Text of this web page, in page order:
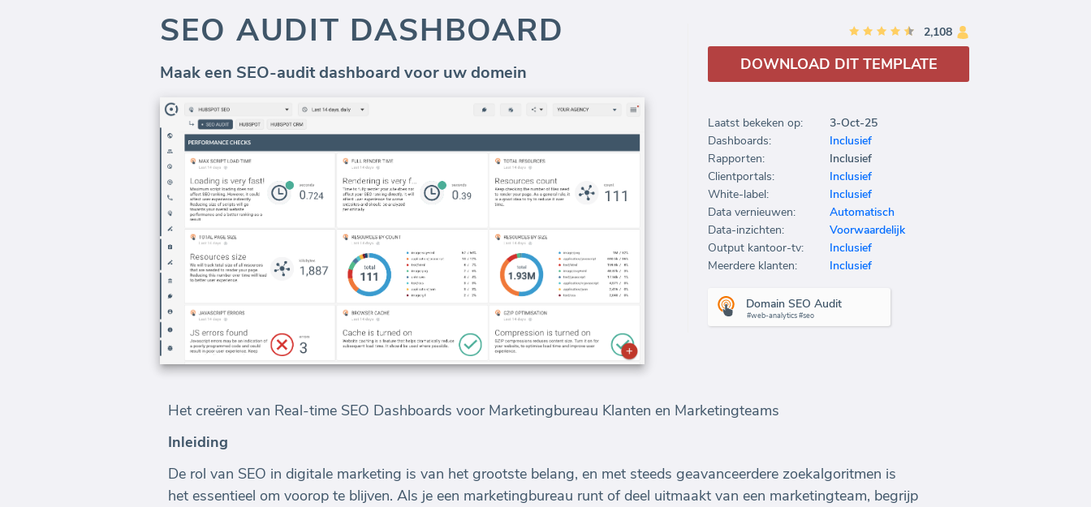
SEO AUDIT DASHBOARD
Maak een SEO-audit dashboard voor uw domein
Het creëren van Real-time SEO Dashboards voor Marketingbureau Klanten en Marketingteams
Inleiding
De rol van SEO in digitale marketing is van het grootste belang, en met steeds geavanceerdere zoekalgoritmen is
het essentieel om voorop te blijven. Als je een marketingbureau runt of deel uitmaakt van een marketingteam, begrijp
2,108
DOWNLOAD DIT TEMPLATE
Laatst bekeken op:
3-Oct-25
Dashboards:
Inclusief
Rapporten:
Inclusief
Clientportals:
Inclusief
White-label:
Inclusief
Data vernieuwen:
Automatisch
Data-inzichten:
Voorwaardelijk
Output kantoor-tv:
Inclusief
Meerdere klanten:
Inclusief
Domain SEO Audit
#web-analytics #seo